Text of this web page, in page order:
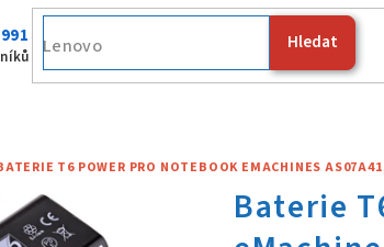
Hledat
Fujitsu
T6 POWER PRO NOTEBOOK EMACHINES